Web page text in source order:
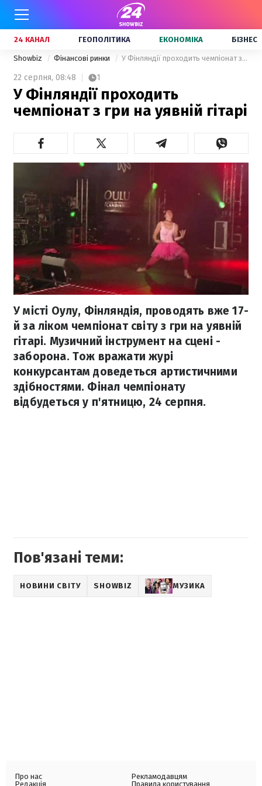
24 КАНАЛ ГЕОПОЛІТИКА ЕКОНОМІКА БІЗНЕС
Showbiz Фінансові ринки У Фінляндії проходить чемпіонат з гри на уявній гітарі
22 серпня, 08:48 1
У Фінляндії проходить
чемпіонат з гри на уявній гітарі
У місті Оулу, Фінляндія, проводять вже 17-
й за ліком чемпіонат світу з гри на уявній
гітарі. Музичний інструмент на сцені -
заборона. Тож вражати журі
конкурсантам доведеться артистичними
здібностями. Фінал чемпіонату
відбудеться у п'ятницю, 24 серпня.
Пов'язані теми:
НОВИНИ СВІТУ SHOWBIZ МУЗИКА
Про нас
Редакція
Рекламодавцям
Правила користування